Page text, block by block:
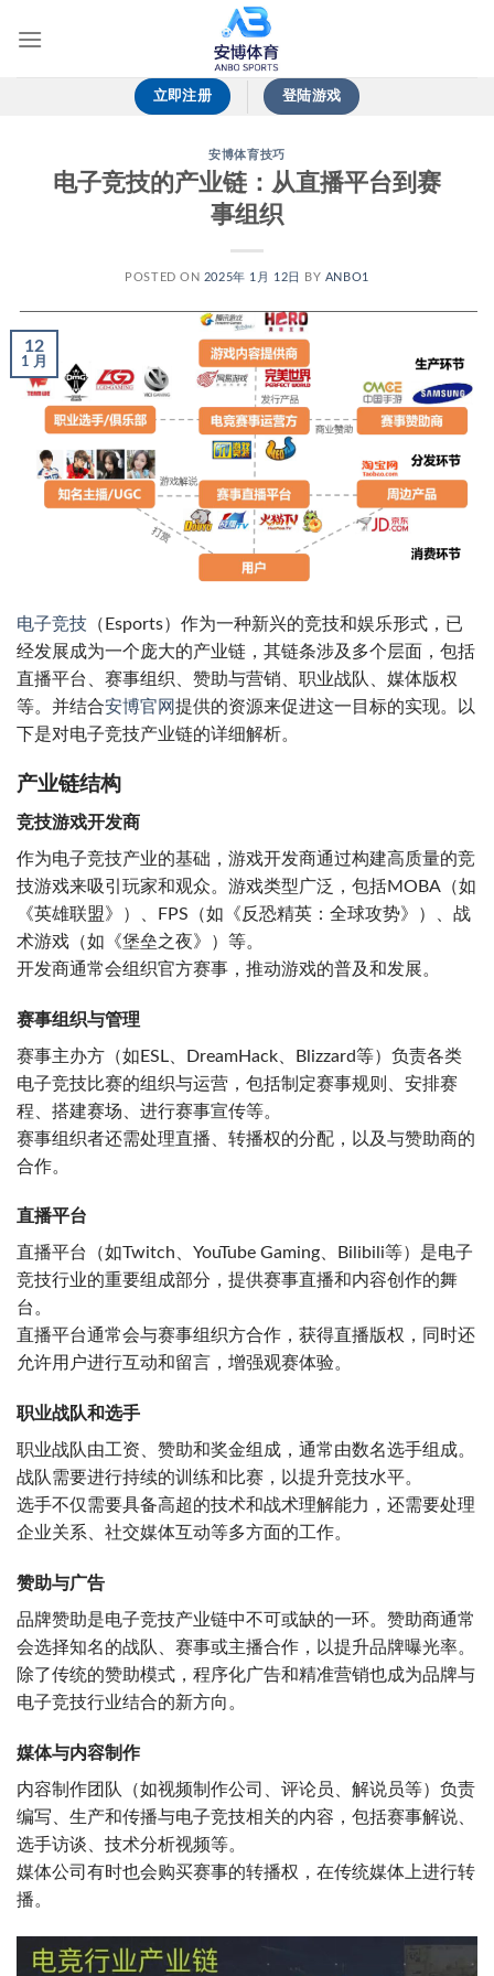
立即注册 登陆游戏
安博体育技巧
电子竞技的产业链：从直播平台到赛
事组织
POSTED ON 2025年 1月 12日 BY ANBO1
12
1 月
电子竞技 （Esports）作为一种新兴的竞技和娱乐形式，已
经发展成为一个庞大的产业链，其链条涉及多个层面，包括
直播平台、赛事组织、赞助与营销、职业战队、媒体版权
等。并结合安博官网提供的资源来促进这一目标的实现。以
下是对电子竞技产业链的详细解析。
产业链结构
竞技游戏开发商
作为电子竞技产业的基础，游戏开发商通过构建高质量的竞
技游戏来吸引玩家和观众。游戏类型广泛，包括MOBA（如
《英雄联盟》）、FPS（如《反恐精英：全球攻势》）、战
术游戏（如《堡垒之夜》）等。
开发商通常会组织官方赛事，推动游戏的普及和发展。
赛事组织与管理
赛事主办方（如ESL、DreamHack、Blizzard等）负责各类
电子竞技比赛的组织与运营，包括制定赛事规则、安排赛
程、搭建赛场、进行赛事宣传等。
赛事组织者还需处理直播、转播权的分配，以及与赞助商的
合作。
直播平台
直播平台（如Twitch、YouTube Gaming、Bilibili等）是电子
竞技行业的重要组成部分，提供赛事直播和内容创作的舞
台。
直播平台通常会与赛事组织方合作，获得直播版权，同时还
允许用户进行互动和留言，增强观赛体验。
职业战队和选手
职业战队由工资、赞助和奖金组成，通常由数名选手组成。
战队需要进行持续的训练和比赛，以提升竞技水平。
选手不仅需要具备高超的技术和战术理解能力，还需要处理
企业关系、社交媒体互动等多方面的工作。
赞助与广告
品牌赞助是电子竞技产业链中不可或缺的一环。赞助商通常
会选择知名的战队、赛事或主播合作，以提升品牌曝光率。
除了传统的赞助模式，程序化广告和精准营销也成为品牌与
电子竞技行业结合的新方向。
媒体与内容制作
内容制作团队（如视频制作公司、评论员、解说员等）负责
编写、生产和传播与电子竞技相关的内容，包括赛事解说、
选手访谈、技术分析视频等。
媒体公司有时也会购买赛事的转播权，在传统媒体上进行转
播。